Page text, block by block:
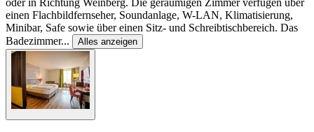
oder in Richtung Weinberg. Die geräumigen Zimmer verfügen über
einen Flachbildfernseher, Soundanlage, W-LAN, Klimatisierung,
Minibar, Safe sowie über einen Sitz- und Schreibtischbereich. Das
Badezimmer... Alles anzeigen